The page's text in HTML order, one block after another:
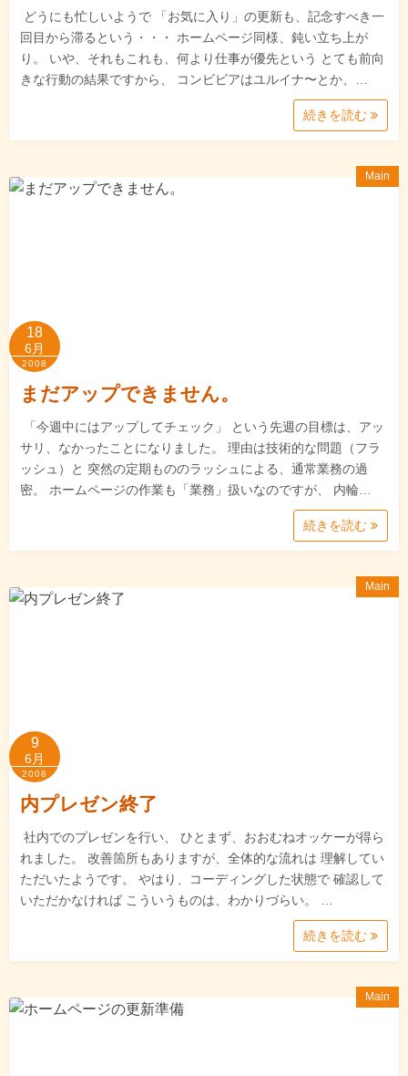
どうにも忙しいようで 「お気に入り」の更新も、記念すべき一
回目から滞るという・・・ ホームページ同様、鈍い立ち上が
り。 いや、それもこれも、何より仕事が優先という とても前向
きな行動の結果ですから、 コンビビアはユルイナ〜とか、…
続きを読む
Main
18
6月
2008
まだアップできません。
「今週中にはアップしてチェック」 という先週の目標は、アッ
サリ、なかったことになりました。 理由は技術的な問題（フラ
ッシュ）と 突然の定期もののラッシュによる、通常業務の過
密。 ホームページの作業も「業務」扱いなのですが、 内輪…
続きを読む
Main
9
6月
2008
内プレゼン終了
社内でのプレゼンを行い、 ひとまず、おおむねオッケーが得ら
れました。 改善箇所もありますが、全体的な流れは 理解してい
ただいたようです。 やはり、コーディングした状態で 確認して
いただかなければ こういうものは、わかりづらい。 …
続きを読む
Main